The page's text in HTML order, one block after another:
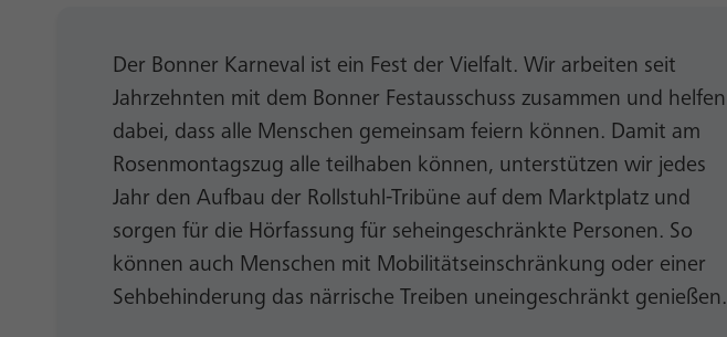
Der Bonner Karneval ist ein Fest der Vielfalt. Wir arbeiten seit
Jahrzehnten mit dem Bonner Festausschuss zusammen und helfen
dabei, dass alle Menschen gemeinsam feiern können. Damit am
Rosenmontagszug alle teilhaben können, unterstützen wir jedes
Jahr den Aufbau der Rollstuhl-Tribüne auf dem Marktplatz und
sorgen für die Hörfassung für seheingeschränkte Personen. So
können auch Menschen mit Mobilitätseinschränkung oder einer
Sehbehinderung das närrische Treiben uneingeschränkt genießen.